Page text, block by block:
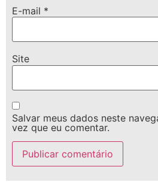
E-mail *
Site
Salvar meus dados neste
vez que eu comentar.